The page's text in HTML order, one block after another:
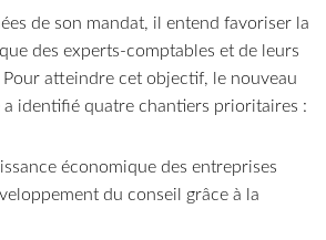
de son mandat, il entend favoriser la
des experts-comptables et de leurs
atteindre cet objectif, le nouveau
a identifié quatre chantiers prioritaires :
économique des entreprises
du conseil grâce à la